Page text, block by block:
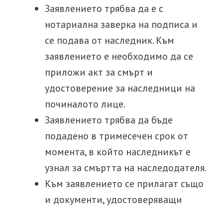
Заявлението трябва да е с
нотариална заверка на подписа и
се подава от наследник. Към
заявлението е необходимо да се
приложи акт за смърт и
удостоверение за наследници на
починалото лице.
Заявлението трябва да бъде
подадено в тримесечен срок от
момента, в който наследникът е
узнал за смъртта на наследодателя.
Към заявлението се прилагат също
и документи, удостоверяващи